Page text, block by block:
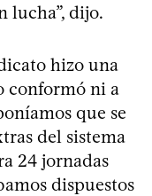
lucha”, dijo.
hizo una
conformó ni a
que se
del sistema
24 jornadas
dispuestos